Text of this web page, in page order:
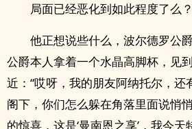
局面已经恶化到如此程度了么？
他正想说些什么，波尔德罗公
公爵本人拿着一个水晶高脚杯，见
近：“哎呀，我的朋友阿纳托尔，还
阁下，你们怎么躲在角落里面说悄
的惊喜，这是‘曼南恩之享’，我今